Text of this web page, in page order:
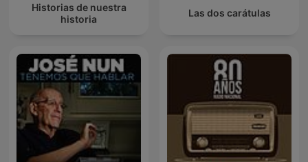
Historias de nuestra
historia
Las dos carátulas